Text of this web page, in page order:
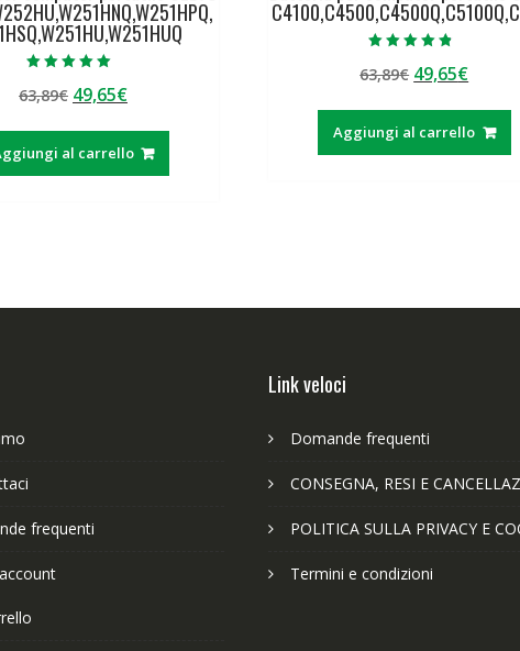
5.00
su 5
63,89€ Il
originale
era:
49,65€Il
attuale
è:
al carrello
4.50
su 5
63,89€ Il
originale
era:
49,65€Il
attuale
è:
Aggiungi al carrello
frequenti
Link veloci
Domande frequenti
CONSEGNA, RESI E
POLITICA SULLA PRIVACY E
Termini e condizioni